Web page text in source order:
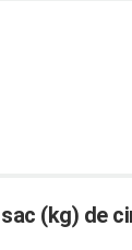
(kg) de